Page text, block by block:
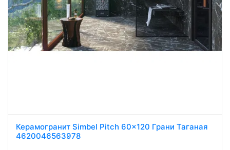
Керамогранит Simbel Pitch 60x120 Грани Таганая
4620046563978